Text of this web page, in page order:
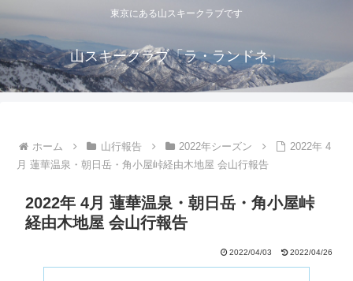
東京にある山スキークラブです
山スキークラブ「ラ・ランドネ」
ホーム 山行報告 2022年シーズン
2022年 4
月 蓮華温泉・朝日岳・角小屋峠経由木地屋 会山行報告
2022年 4月 蓮華温泉・朝日岳・角小屋峠
経由木地屋 会山行報告
2022/04/03 2022/04/26